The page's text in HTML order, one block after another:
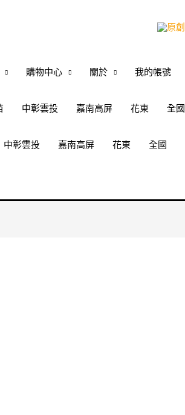
購物中心 關於 我的帳號
中彰雲投 嘉南高屏 花東 全國
中彰雲投 嘉南高屏 花東 全國